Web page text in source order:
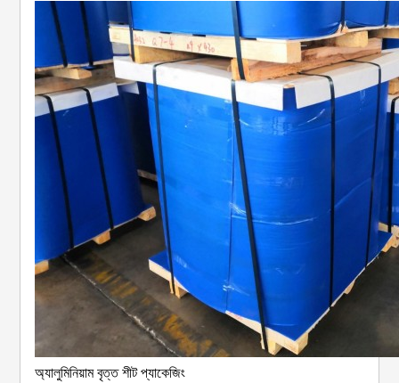
অ্যালুমিনিয়াম বৃত্ত শীট প্যাকেজিং